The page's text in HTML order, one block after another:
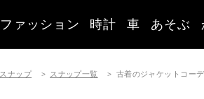
ファッション 時計 車 あそぶ
スナップ スナップ一覧 古着のジャケットコー